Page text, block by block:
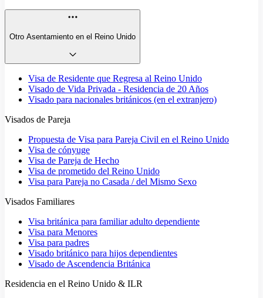
Otro Asentamiento en el Reino Unido
Visa de Residente que Regresa al Reino Unido
Visado de Vida Privada - Residencia de 20 Años
Visado para nacionales británicos (en el extranjero)
Visados de Pareja
Propuesta de Visa para Pareja Civil en el Reino Unido
Visa de cónyuge
Visa de Pareja de Hecho
Visa de prometido del Reino Unido
Visa para Pareja no Casada / del Mismo Sexo
Visados Familiares
Visa británica para familiar adulto dependiente
Visa para Menores
Visa para padres
Visado británico para hijos dependientes
Visado de Ascendencia Británica
Residencia en el Reino Unido & ILR